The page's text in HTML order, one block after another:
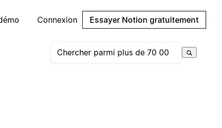
Connexion Essayer Notion gratuitement